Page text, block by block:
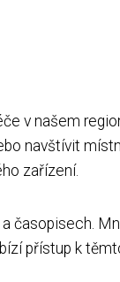
v našem
navštívit
zařízení.
časopisech.
přístup k